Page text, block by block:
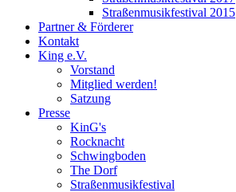
Straßenmusikfestival 2015
Partner & Förderer
Kontakt
King e.V.
Vorstand
Mitglied werden!
Satzung
Presse
KinG's
Rocknacht
Schwingboden
The Dorf
Straßenmusikfestival